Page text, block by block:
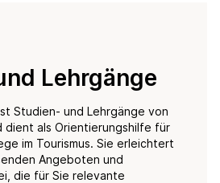
Lehrgänge
Studien- und Lehrgänge von
dient als Orientierungshilfe für
im Tourismus. Sie erleichtert
Angeboten und
die für Sie relevante